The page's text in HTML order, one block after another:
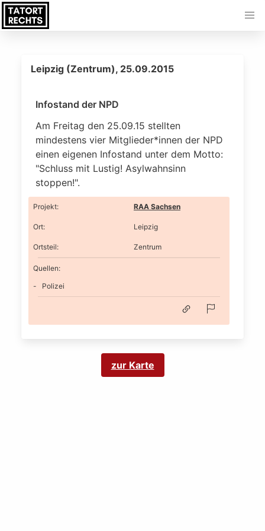
Leipzig (Zentrum), 25.09.2015
Infostand der NPD
Am Freitag den 25.09.15 stellten
mindestens vier Mitglieder*innen der NPD
einen eigenen Infostand unter dem Motto:
"Schluss mit Lustig! Asylwahnsinn
stoppen!".
Projekt: RAA Sachsen
Ort: Leipzig
Ortsteil: Zentrum
Quellen:
Polizei
zur Karte